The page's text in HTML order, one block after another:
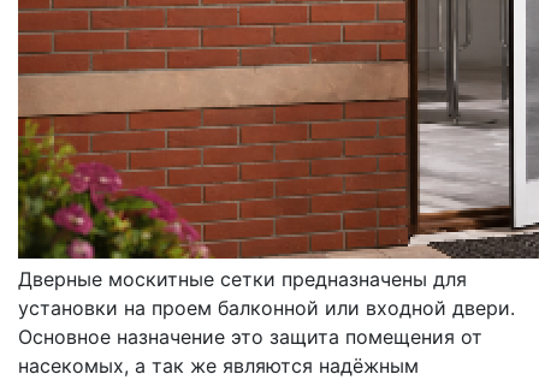
МОСКИТНЫЕ СЕТКИ
ДВЕРНЫЕ
Дверные москитные сетки предназначены для
установки на проем балконной или входной двери.
Основное назначение это защита помещения от
насекомых, а так же являются надёжным